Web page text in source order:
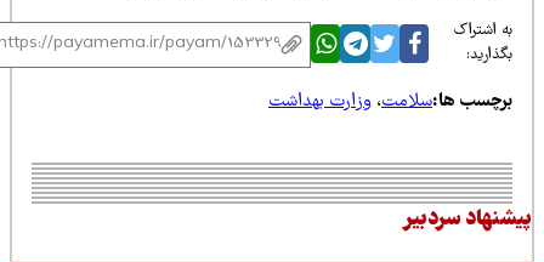
اشتراک
ها:سلامت،وزارت بهداشت
سردبیر